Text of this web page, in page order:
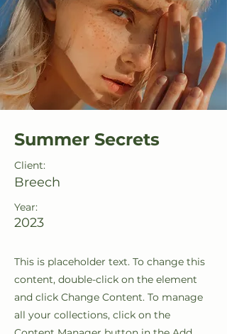
Summer Secrets
Client:
Breech
Year:
2023
This is placeholder text. To change this
content, double-click on the element
and click Change Content. To manage
all your collections, click on the